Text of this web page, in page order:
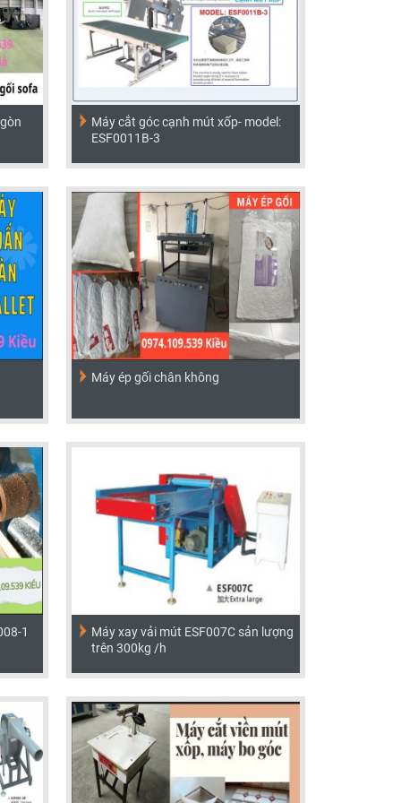
Máy cắt góc cạnh mút xốp- model:
ESF0011B-3
Máy ép gối chân không
1
Máy xay vải mút ESF007C sản lượng
trên 300kg /h